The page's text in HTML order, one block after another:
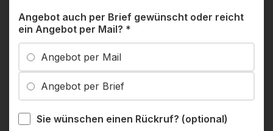
Angebot auch per Brief gewünscht oder reicht
ein Angebot per Mail? *
Angebot per Mail
Angebot per Brief
Sie wünschen einen Rückruf? (optional)